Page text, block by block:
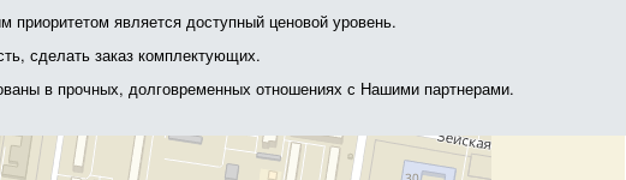
является доступный ценовой уровень.
сделать заказ комплектующих.
в прочных, долговременных отношениях с Нашими партнерами.